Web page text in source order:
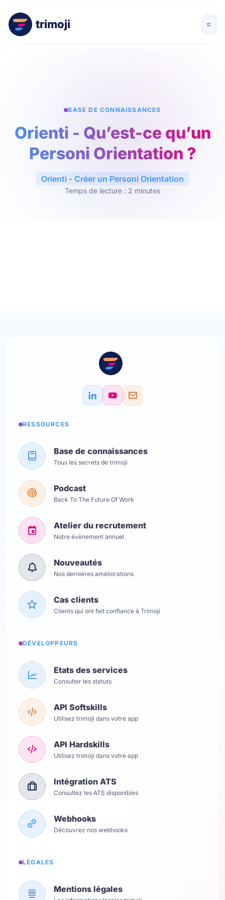
trimoji
BASE DE CONNAISSANCES
Orienti - Qu’est-ce qu’un
Personi Orientation ?
Orienti - Créer un Personi Orientation
Temps de lecture : 2 minutes
RESSOURCES
Base de connaissances
Tous les secrets de trimoji
Podcast
Back To The Future Of Work
Atelier du recrutement
Notre évènement annuel
Nouveautés
Nos dernières améliorations
Cas clients
Clients qui ont fait confiance à Trimoji
DÉVELOPPEURS
Etats des services
Consulter les statuts
API Softskills
Utilisez trimoji dans votre app
API Hardskills
Utilisez trimoji dans votre app
Intégration ATS
Consultez les ATS disponibles
Webhooks
Découvrez nos webhooks
LÉGALES
Mentions légales